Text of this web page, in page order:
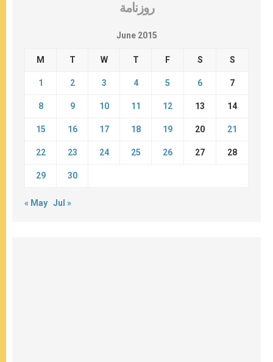
روزنامة
June 2015
M T W T F S S
1 2 3 4 5 6 7
8 9 10 11 12 13 14
15 16 17 18 19 20 21
22 23 24 25 26 27 28
29 30
« May Jul »